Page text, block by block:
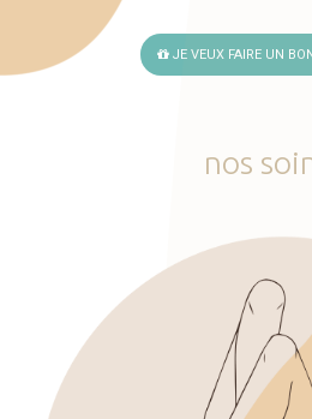
JE VEUX FAIRE UN
nos